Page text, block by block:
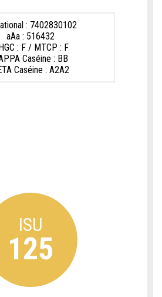
: 7402830102
aAa : 516432
: F / MTCP : F
Caséine : BB
Caséine : A2A2
ISU
125